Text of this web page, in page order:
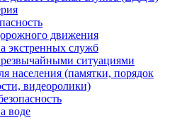
движения
экстренных служб
ситуациями
населения (памятки, порядок
видеоролики)
воде